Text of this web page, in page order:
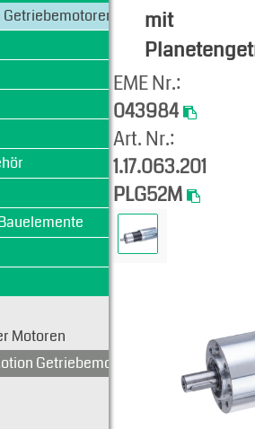
mit Planetengetriebe
Motoren
Getriebemotoren mit
mit
Produkt-
EME Nr.:
043984
Art. Nr.:
1.17.063.201
PLG52M